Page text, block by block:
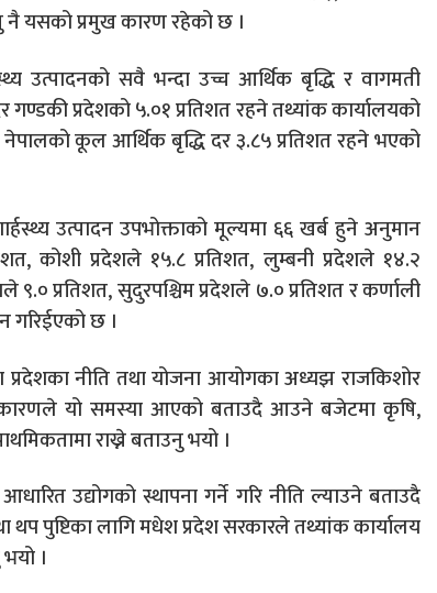
यसको प्रमुख कारण रहेको छ ।
उत्पादनको सवै भन्दा उच्च आर्थिक बृद्धि र वागमती
गण्डकी प्रदेशको ५.०१ प्रतिशत रहने तथ्यांक कार्यालयको
कूल आर्थिक बृद्धि दर ३.८५ प्रतिशत रहने भएको
उत्पादन उपभोक्ताको मूल्यमा ६६ खर्ब हुने अनुमान
कोशी प्रदेशले १५.८ प्रतिशत, लुम्बनी प्रदेशले १४.२
९.० प्रतिशत, सुदुरपश्चिम प्रदेशले ७.० प्रतिशत र कर्णाली
गरिईएको छ ।
नीति तथा योजना आयोगका अध्यझ राजकिशोर
यो समस्या आएको बताउदै आउने बजेटमा कृषि,
राख्ने बताउनु भयो ।
उद्योगको स्थापना गर्ने गरि नीति ल्याउने बताउदै
पुष्टिका लागि मधेश प्रदेश सरकारले तथ्यांक कार्यालय
।